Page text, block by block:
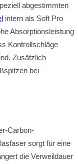
abgestimmten
intern als Soft Pro
Absorptionsleistung
Kontrollschläge
Zusätzlich
bei
Carbon-
sorgt für eine
die Verweildauer